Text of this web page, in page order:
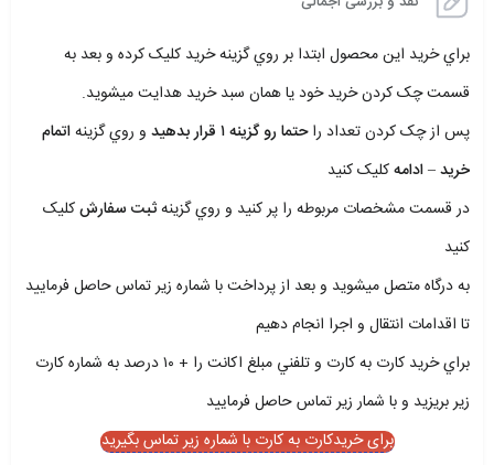
براي خريد اين محصول ابتدا بر روي گزينه خريد کليک کرده و بعد به
قسمت چک کردن خريد خود يا همان سبد خريد هدايت ميشويد.
پس از چک کردن تعداد راحتما رو گزينه ۱ قرار بدهيد و روي گزينهاتمام
خريد – ادامهکليک کنيد
در قسمت مشخصات مربوطه را پر کنيد و روي گزينهثبت سفارشکليک
کنيد
به درگاه متصل ميشويد و بعد از پرداخت با شماره زير تماس حاصل فرماييد
تا اقدامات انتقال و اجرا انجام دهيم
براي خريد کارت به کارت و تلفني مبلغ اکانت را + ۱۰ درصد به شماره کارت
زير بريزيد و با شمار زير تماس حاصل فرماييد
برای خریدکارت به کارت با شماره زیر تماس بگیرید